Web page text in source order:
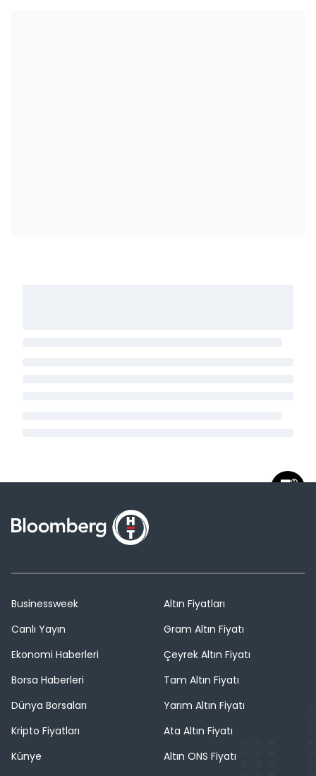
Businessweek
Canlı Yayın
Ekonomi Haberleri
Borsa Haberleri
Dünya Borsaları
Kripto Fiyatları
Künye
Altın Fiyatları
Gram Altın Fiyatı
Çeyrek Altın Fiyatı
Tam Altın Fiyatı
Yarım Altın Fiyatı
Ata Altın Fiyatı
Altın ONS Fiyatı